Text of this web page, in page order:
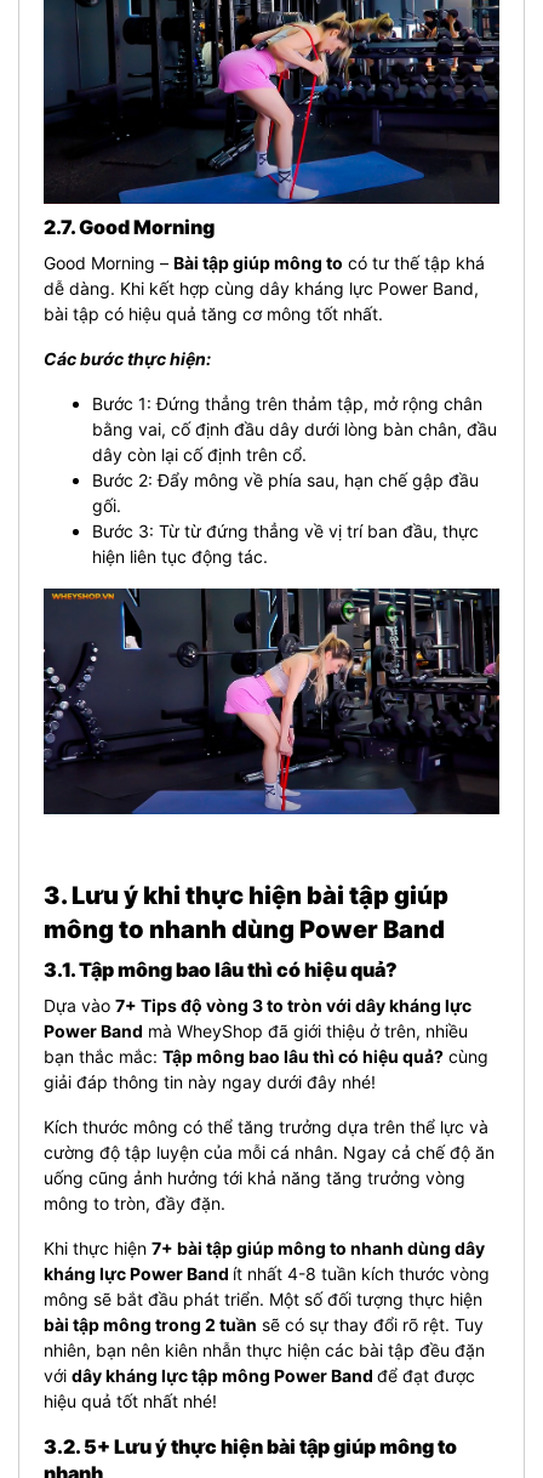
2.7. Good Morning
Good Morning – Bài tập giúp mông to có tư thế tập khá
dễ dàng. Khi kết hợp cùng dây kháng lực Power Band,
bài tập có hiệu quả tăng cơ mông tốt nhất.
Các bước thực hiện:
Bước 1: Đứng thẳng trên thảm tập, mở rộng chân
bằng vai, cố định đầu dây dưới lòng bàn chân, đầu
dây còn lại cố định trên cổ.
Bước 2: Đẩy mông về phía sau, hạn chế gập đầu
gối.
Bước 3: Từ từ đứng thẳng về vị trí ban đầu, thực
hiện liên tục động tác.
3. Lưu ý khi thực hiện bài tập giúp
mông to nhanh dùng Power Band
3.1. Tập mông bao lâu thì có hiệu quả?
Dựa vào 7+ Tips độ vòng 3 to tròn với dây kháng lực
Power Band mà WheyShop đã giới thiệu ở trên, nhiều
bạn thắc mắc: Tập mông bao lâu thì có hiệu quả? cùng
giải đáp thông tin này ngay dưới đây nhé!
Kích thước mông có thể tăng trưởng dựa trên thể lực và
cường độ tập luyện của mỗi cá nhân. Ngay cả chế độ ăn
uống cũng ảnh hưởng tới khả năng tăng trưởng vòng
mông to tròn, đầy đặn.
Khi thực hiện 7+ bài tập giúp mông to nhanh dùng dây
kháng lực Power Band ít nhất 4-8 tuần kích thước vòng
mông sẽ bắt đầu phát triển. Một số đối tượng thực hiện
bài tập mông trong 2 tuần sẽ có sự thay đổi rõ rệt. Tuy
nhiên, bạn nên kiên nhẫn thực hiện các bài tập đều đặn
với dây kháng lực tập mông Power Band để đạt được
hiệu quả tốt nhất nhé!
3.2. 5+ Lưu ý thực hiện bài tập giúp mông to
nhanh